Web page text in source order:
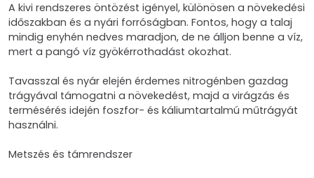
A kivi rendszeres öntözést igényel, különösen a növekedési
időszakban és a nyári forróságban. Fontos, hogy a talaj
mindig enyhén nedves maradjon, de ne álljon benne a víz,
mert a pangó víz gyökérrothadást okozhat.
Tavasszal és nyár elején érdemes nitrogénben gazdag
trágyával támogatni a növekedést, majd a virágzás és
termésérés idején foszfor- és káliumtartalmú műtrágyát
használni.
Metszés és támrendszer